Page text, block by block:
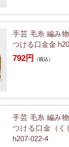
手芸 毛糸 編み
つける口金金
792円 （税込）
手芸 毛糸 編み
つける口金（く
h207-022-4